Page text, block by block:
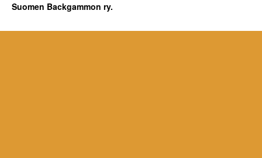
Suomen Backgammon ry.